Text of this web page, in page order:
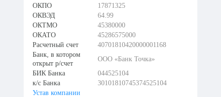
ОКПО
17871325
ОКВЭД
64.99
ОКТМО
45380000
ОКАТО
45286575000
Расчетный счет
40701810420000001168
Банк, в котором
открыт р/счет
ООО «Банк Точка»
БИК Банка
044525104
к/с Банка
30101810745374525104
Устав компании